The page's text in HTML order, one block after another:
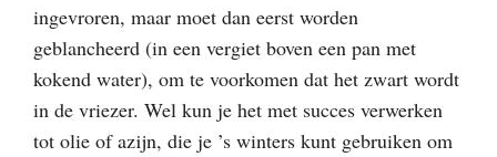
ingevroren, maar moet dan eerst worden
geblancheerd (in een vergiet boven een pan met
kokend water), om te voorkomen dat het zwart wordt
in de vriezer. Wel kun je het met succes verwerken
tot olie of azijn, die je ’s winters kunt gebruiken om